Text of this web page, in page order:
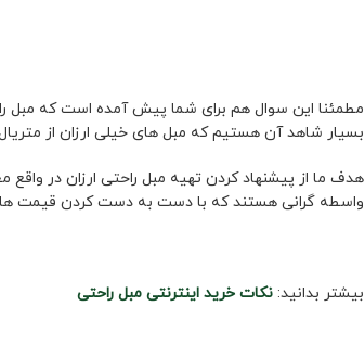
مطمئنا این سوال هم برای شما پیش آمده است که مبل
بسیار شاهد آن هستیم که مبل های خیلی ارزان از
هدف ما از پیشنهاد کردن تهیه مبل راحتی ارزان در
واسطه گرانی هستند که با دست به دست کردن قیمت ها
بیشتر بدانید: نکات خرید اینترنتی مبل راحتی